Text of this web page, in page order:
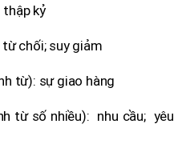
kỷ
chối; suy giảm
từ): sự giao hàng
từ số nhiều): nhu cầu; yêu